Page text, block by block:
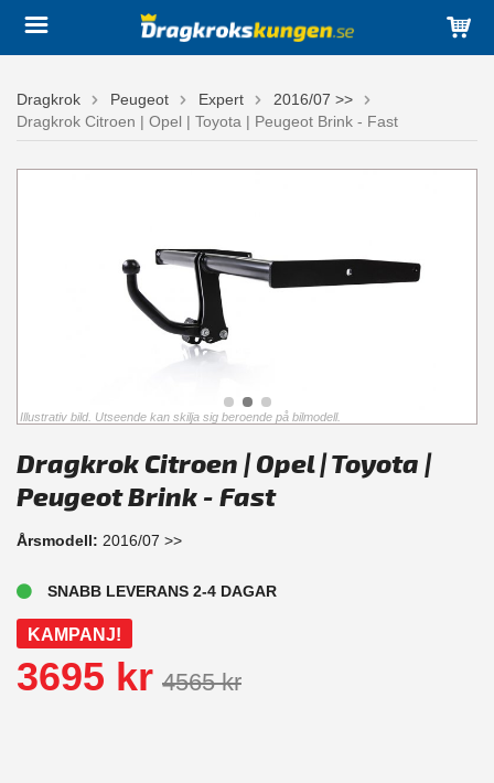
Dragkrok Peugeot Expert
2016/07 >>
Dragkrok Citroen | Opel | Toyota | Peugeot Brink - Fast
Illustrativ bild. Utseende kan skilja sig beroende på bilmodell.
Dragkrok Citroen | Opel | Toyota |
Peugeot Brink - Fast
Årsmodell: 2016/07 >>
SNABB LEVERANS 2-4 DAGAR
KAMPANJ!
3695 kr 4565 kr